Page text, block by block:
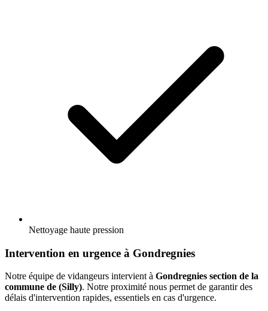
Nettoyage haute pression
Intervention en urgence à Gondregnies
Notre équipe de vidangeurs intervient à Gondregnies section de la
commune de (Silly). Notre proximité nous permet de garantir des
délais d'intervention rapides, essentiels en cas d'urgence.